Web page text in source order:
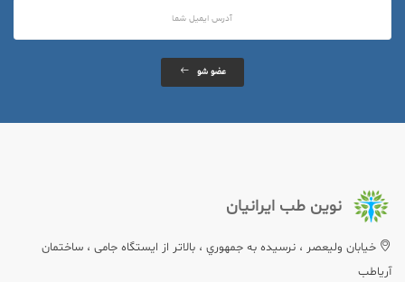
عضو شو
نوین طب ایرانیان
خيابان وليعصر ، نرسيده به جمهوري ، بالاتر از ایستگاه جامی ، ساختمان
آریاطب